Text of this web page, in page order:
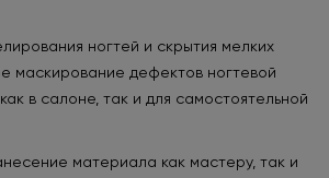
ногтей и скрытия мелких
маскирование дефектов ногтевой
в салоне, так и для самостоятельной
материала как мастеру, так и